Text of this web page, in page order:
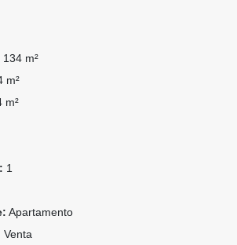
134 m²
m²
m²
1
Apartamento
Venta